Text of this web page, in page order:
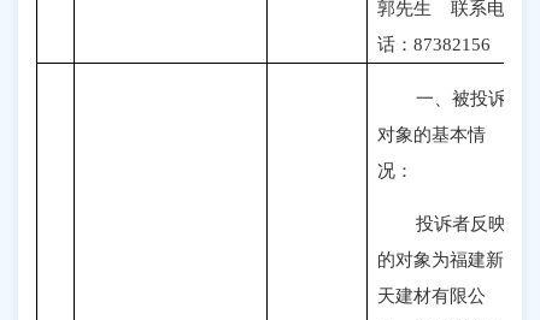
郭先生
联系电
话：87382156
一、被投诉
对象的基本情
况：
投诉者反映
的对象为福建新
天建材有限公